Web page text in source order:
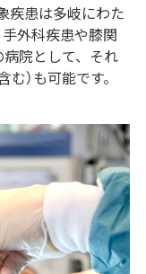
疾患は多岐にわた
外科疾患や膝関
院として、それ
）も可能です。